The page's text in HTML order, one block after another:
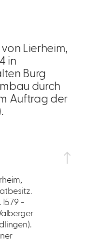
Lierheim,
in
Burg
durch
Auftrag der
1579 -